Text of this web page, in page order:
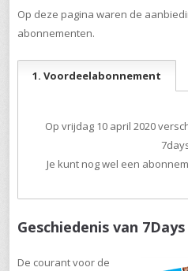
Op deze pagina waren de
abonnementen.
1. Voordeelabonnement
Op vrijdag 10 april 2020
Je kunt nog wel een
Geschiedenis van 7Days
De courant voor de